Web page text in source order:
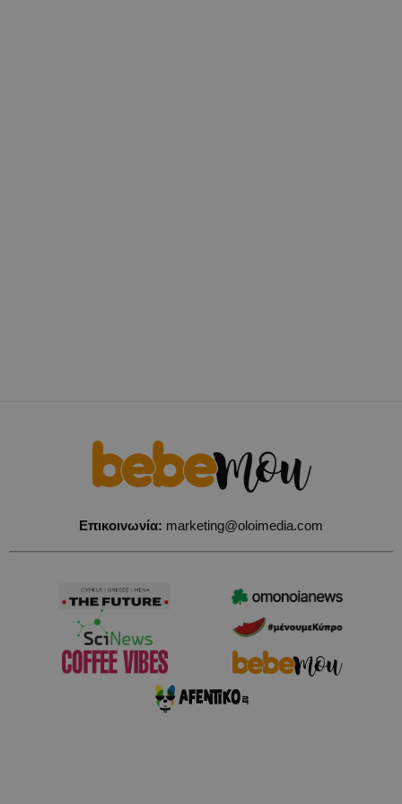
Επικοινωνία: marketing@oloimedia.com